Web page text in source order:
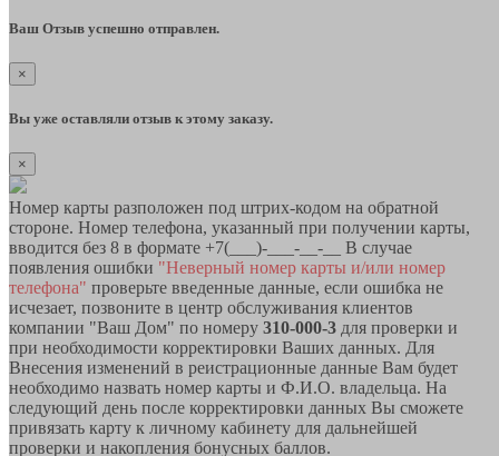
Ваш Отзыв успешно отправлен.
×
Вы уже оставляли отзыв к этому заказу.
×
Номер карты разположен под штрих-кодом на обратной
стороне. Номер телефона, указанный при получении карты,
вводится без 8 в формате +7(___)-___-__-__ В случае
появления ошибки "Неверный номер карты и/или номер
телефона" проверьте введенные данные, если ошибка не
исчезает, позвоните в центр обслуживания клиентов
компании "Ваш Дом" по номеру 310-000-3 для проверки и
при необходимости корректировки Ваших данных. Для
Внесения изменений в реистрационные данные Вам будет
необходимо назвать номер карты и Ф.И.О. владельца. На
следующий день после корректировки данных Вы сможете
привязать карту к личному кабинету для дальнейшей
проверки и накопления бонусных баллов.